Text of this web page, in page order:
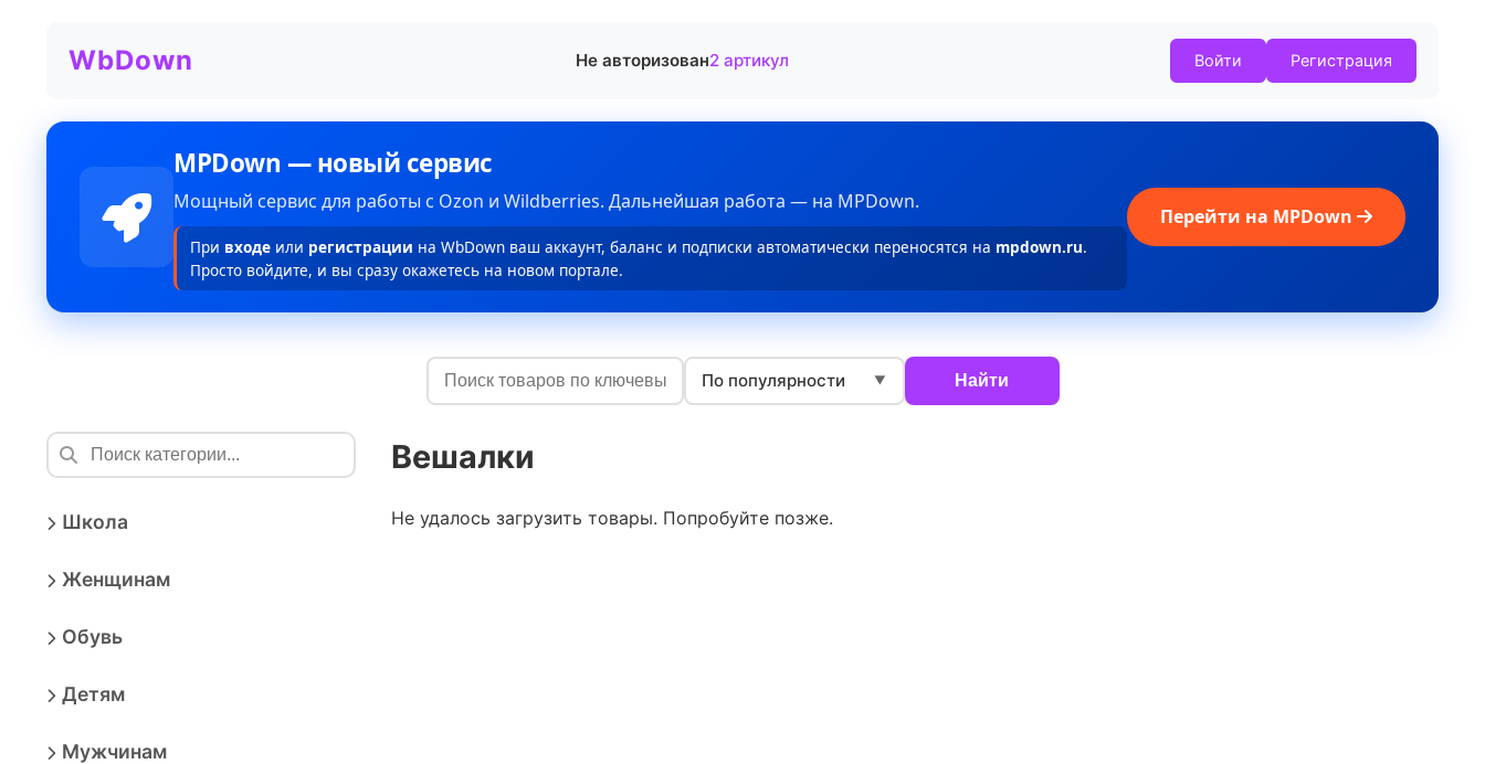
WbDown Не авторизован2 артикул Войти Регистрация
MPDown — новый сервис
Мощный сервис для работы с Ozon и Wildberries. Дальнейшая работа — на MPDown.
При входе или регистрации на WbDown ваш аккаунт, баланс и подписки автоматически переносятся на mpdown.ru.
Просто войдите, и вы сразу окажетесь на новом портале.
Перейти на MPDown
По популярности ▼ Найти
Школа
Женщинам
Обувь
Детям
Мужчинам
Вешалки
Не удалось загрузить товары. Попробуйте позже.